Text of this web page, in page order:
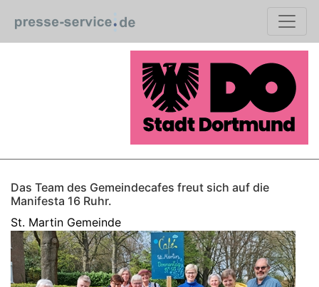
Das Team des Gemeindecafes freut sich auf die
Manifesta 16 Ruhr.
St. Martin Gemeinde